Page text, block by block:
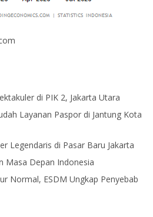
di PIK 2, Jakarta Utara
Layanan Paspor di Jantung Kota
Legendaris di Pasar Baru Jakarta
Masa Depan Indonesia
Normal, ESDM Ungkap Penyebab